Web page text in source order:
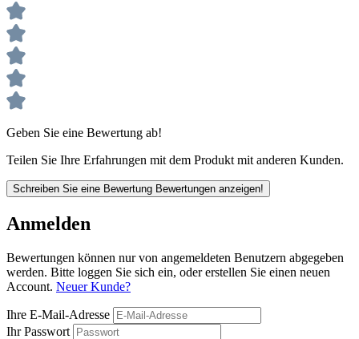
Geben Sie eine Bewertung ab!
Teilen Sie Ihre Erfahrungen mit dem Produkt mit anderen Kunden.
Schreiben Sie eine Bewertung Bewertungen anzeigen!
Anmelden
Bewertungen können nur von angemeldeten Benutzern abgegeben
werden. Bitte loggen Sie sich ein, oder erstellen Sie einen neuen
Account. Neuer Kunde?
Ihre E-Mail-Adresse
Ihr Passwort